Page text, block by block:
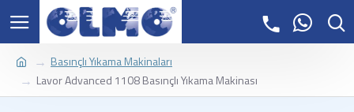
Basınçlı Yıkama Makinaları
Lavor Advanced 1108 Basınçlı Yıkama Makinası